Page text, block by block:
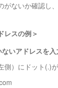
がないか確認し
レスの例＞
いアドレスを
側）にドット(.)